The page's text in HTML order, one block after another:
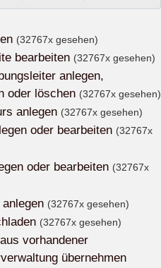
(32767x gesehen)
bearbeiten (32767x gesehen)
anlegen,
oder löschen (32767x gesehen)
anlegen (32767x gesehen)
oder bearbeiten (32767x
oder bearbeiten (32767x
(32767x gesehen)
(32767x gesehen)
vorhandener
übernehmen